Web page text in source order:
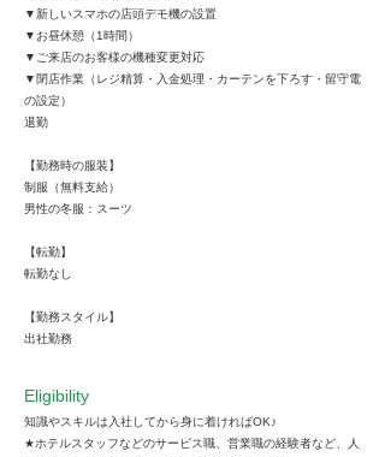
▼新しいスマホの店頭デモ機の設置
▼お昼休憩（1時間）
▼ご来店のお客様の機種変更対応
▼閉店作業（レジ精算・入金処理・カーテンを下ろす・留守電
の設定）
退勤
【勤務時の服装】
制服（無料支給）
男性の冬服：スーツ
【転勤】
転勤なし
【勤務スタイル】
出社勤務
Eligibility
知識やスキルは入社してから身に着ければOK♪
★ホテルスタッフなどのサービス職、営業職の経験者など、人